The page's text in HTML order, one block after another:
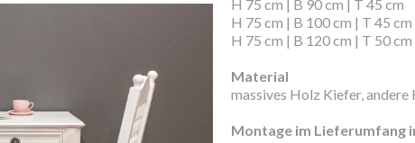
H 75 cm | B 90 cm | T 45 cm
H 75 cm | B 100 cm | T 45 cm
H 75 cm | B 120 cm | T 50 cm
Material
massives Holz Kiefer,
Montage im Lieferumfang